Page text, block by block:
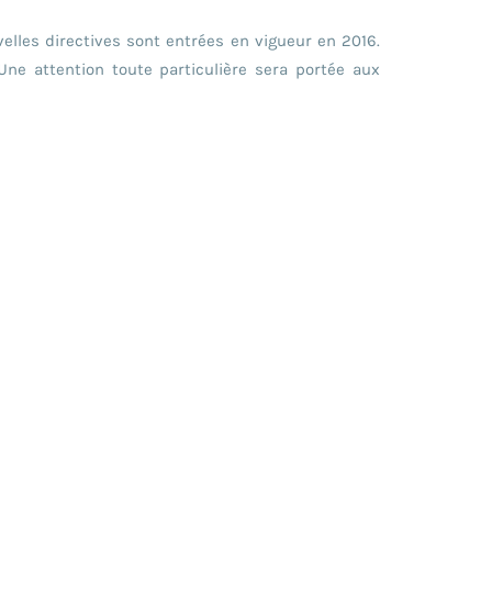
directives sont entrées en vigueur en 2016.
attention toute particulière sera portée aux